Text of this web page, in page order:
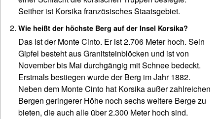
Seither ist Korsika französisches Staatsgebiet.
Wie heißt der höchste Berg auf der Insel Korsika?
Das ist der Monte Cinto. Er ist 2.706 Meter hoch. Sein
Gipfel besteht aus Granitsteinblöcken und ist von
November bis Mai durchgängig mit Schnee bedeckt.
Erstmals bestiegen wurde der Berg im Jahr 1882.
Neben dem Monte Cinto hat Korsika außer zahlreichen
Bergen geringerer Höhe noch sechs weitere Berge zu
bieten, die auch alle über 2.300 Meter hoch sind.